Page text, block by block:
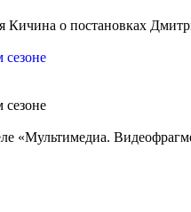
Кичина о постановках
«Мультимедиа.